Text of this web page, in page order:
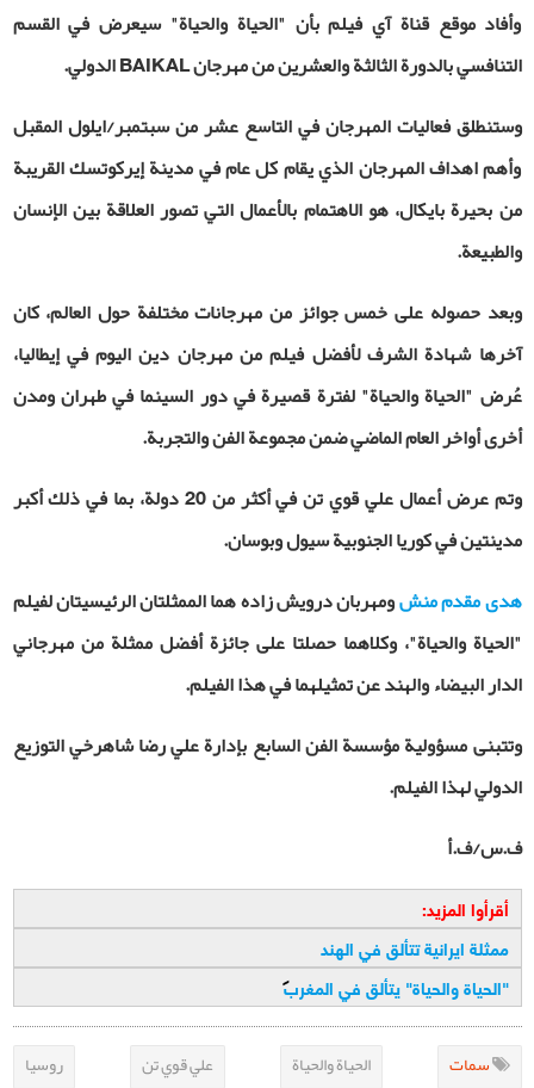
وأفاد موقع قناة آي فيلم بأن "الحياة والحياة" سيعرض في القسم
التنافسي بالدورة الثالثة والعشرين من مهرجانBAIKALالدولي.
وستنطلق فعاليات المهرجان في التاسع عشر من سبتمبر/ايلول المقبل
وأهم اهداف المهرجان الذي يقام كل عام في مدينة إيركوتسك القريبة
من بحيرة بايكال، هو الاهتمام بالأعمال التي تصور العلاقة بين الإنسان
والطبيعة.
وبعد حصوله على خمس جوائز من مهرجانات مختلفة حول العالم، كان
آخرها شهادة الشرف لأفضل فيلم من مهرجان دين اليوم في إيطاليا،
عُرض "الحياة والحياة" لفترة قصيرة في دور السينما في طهران ومدن
أخرى أواخر العام الماضي ضمن مجموعة الفن والتجربة.
وتم عرض أعمال علي قوي تن في أكثر من 20 دولة، بما في ذلك أكبر
مدينتين في كوريا الجنوبية سيول وبوسان.
هدى مقدم منشومهربان درويش زاده هما الممثلتان الرئيسيتان لفيلم
"الحياة والحياة"، وكلاهما حصلتا على جائزة أفضل ممثلة من مهرجاني
الدار البيضاء والهند عن تمثيلهما في هذا الفيلم.
وتتبنى مسؤولية مؤسسة الفن السابع بإدارة علي رضا شاهرخي التوزيع
الدولي لهذا الفيلم.
ف.س/ف.أ
أقرأوا المزيد:
ممثلة ايرانية تتألق في الهند
"الحياة والحياة" يتألق في المغرب
سمات الحياة والحياة علي قوي تن
روسيا